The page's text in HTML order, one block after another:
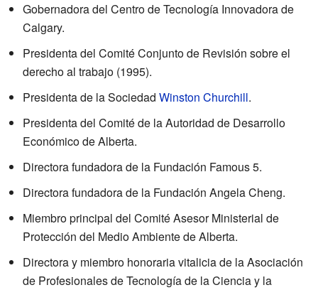
Gobernadora del Centro de Tecnología Innovadora de
Calgary.
Presidenta del Comité Conjunto de Revisión sobre el
derecho al trabajo (1995).
Presidenta de la Sociedad Winston Churchill.
Presidenta del Comité de la Autoridad de Desarrollo
Económico de Alberta.
Directora fundadora de la Fundación Famous 5.
Directora fundadora de la Fundación Angela Cheng.
Miembro principal del Comité Asesor Ministerial de
Protección del Medio Ambiente de Alberta.
Directora y miembro honoraria vitalicia de la Asociación
de Profesionales de Tecnología de la Ciencia y la